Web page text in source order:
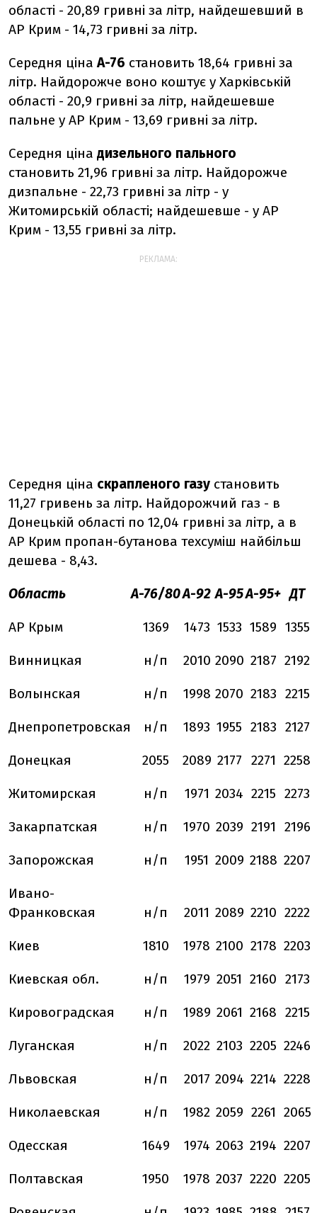
області - 20,89 гривні за літр, найдешевший в
АР Крим - 14,73 гривні за літр.
Середня цінаА-76 становить 18,64 гривні за
літр. Найдорожче воно коштує у Харківській
області - 20,9 гривні за літр, найдешевше
пальне у АР Крим - 13,69 гривні за літр.
Середня ціна дизельного пального
становить 21,96 гривні за літр. Найдорожче
дизпальне - 22,73 гривні за літр - у
Житомирській області; найдешевше - у АР
Крим - 13,55 гривні за літр.
РЕКЛАМА:
Середня ціна скрапленого газу становить
11,27 гривень за літр. Найдорожчий газ - в
Донецькій області по 12,04 гривні за літр, а в
АР Крим пропан-бутанова техсуміш найбільш
дешева - 8,43.
Область А-76/80А-92 А-95А-95+ ДТ
АР Крым 1369 1473 1533 1589 1355
Винницкая н/п 2010 2090 2187 2192
Волынская н/п 1998 2070 2183 2215
Днепропетровская н/п 1893 1955 2183 2127
Донецкая 2055 2089 2177 2271 2258
Житомирская н/п 1971 2034 2215 2273
Закарпатская н/п 1970 2039 2191 2196
Запорожская н/п 1951 2009 2188 2207
Ивано-
Франковская
н/п 2011 2089 2210 2222
Киев 1810 1978 2100 2178 2203
Киевская обл. н/п 1979 2051 2160 2173
Кировоградская н/п 1989 2061 2168 2215
Луганская н/п 2022 2103 2205 2246
Львовская н/п 2017 2094 2214 2228
Николаевская н/п 1982 2059 2261 2065
Одесская 1649 1974 2063 2194 2207
Полтавская 1950 1978 2037 2220 2205